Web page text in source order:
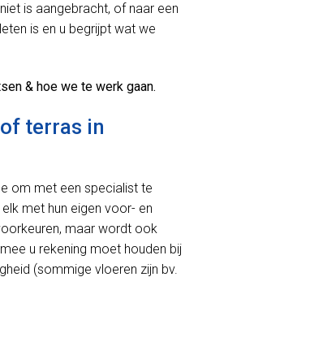
is aangebracht, of naar een
is en u begrijpt wat we
& hoe we te werk gaan.
terras in
om met een specialist te
met hun eigen voor- en
maar wordt ook
u rekening moet houden bij
(sommige vloeren zijn bv.